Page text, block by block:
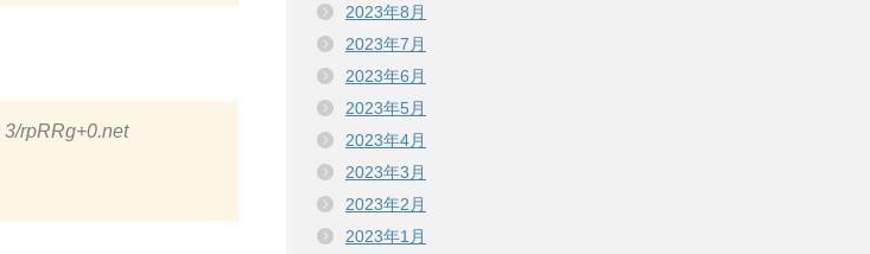
3/rpRRg+0.net
2023年8月
2023年7月
2023年6月
2023年5月
2023年4月
2023年3月
2023年2月
2023年1月